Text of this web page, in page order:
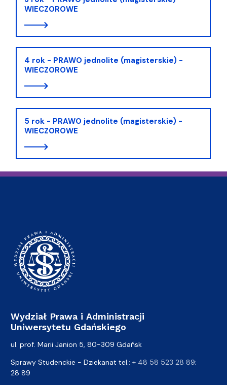
WIECZOROWE
4 rok - PRAWO jednolite (magisterskie) -
WIECZOROWE
5 rok - PRAWO jednolite (magisterskie) -
WIECZOROWE
Wydział Prawa i Administracji
Uniwersytetu Gdańskiego
ul. prof. Marii Janion 5, 80-309 Gdańsk
Sprawy Studenckie - Dziekanat tel.: + 48 58 523 28 89;
28 89